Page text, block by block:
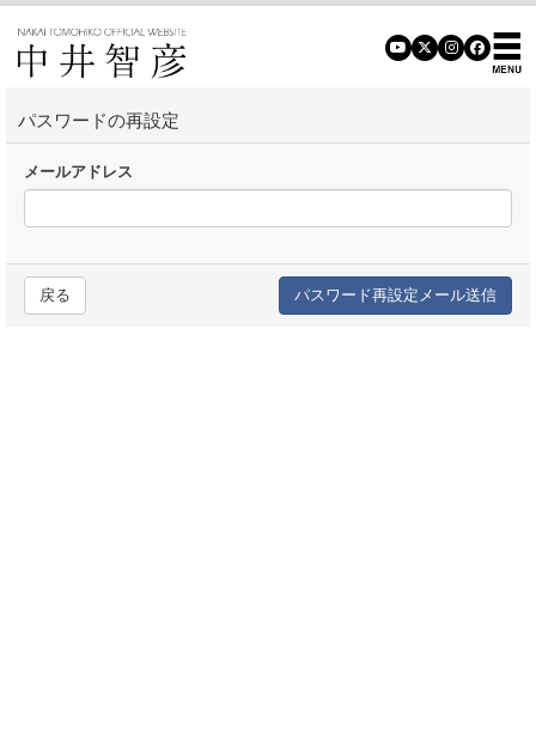
パスワードの再設定
メールアドレス
戻る